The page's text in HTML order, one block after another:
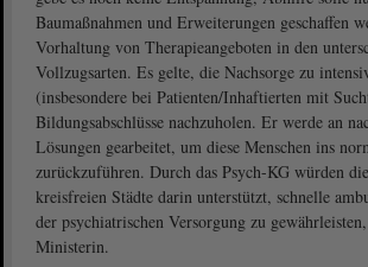
Baumaßnahmen und Erweiterungen geschaffen
Vorhaltung von Therapieangeboten in den
Vollzugsarten. Es gelte, die Nachsorge zu
(insbesondere bei Patienten/Inhaftierten mit
Bildungsabschlüsse nachzuholen. Er werde an
Lösungen gearbeitet, um diese Menschen ins
zurückzuführen. Durch das Psych-KG würden
kreisfreien Städte darin unterstützt, schnelle
der psychiatrischen Versorgung zu
Ministerin.